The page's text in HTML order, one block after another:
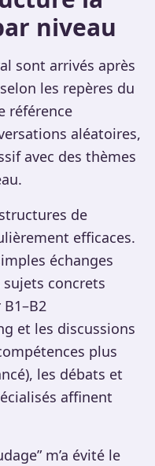
niveau
sont arrivés après
les repères du
référence
aléatoires,
avec des thèmes
de
efficaces.
échanges
concrets
et les discussions
plus
les débats et
affinent
m’a évité le